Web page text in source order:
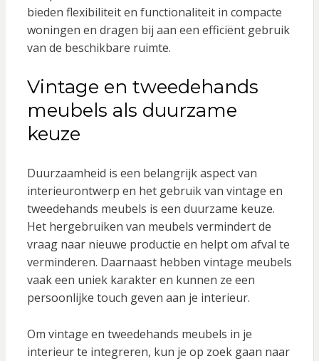
bieden flexibiliteit en functionaliteit in compacte
woningen en dragen bij aan een efficiënt gebruik
van de beschikbare ruimte.
Vintage en tweedehands
meubels als duurzame
keuze
Duurzaamheid is een belangrijk aspect van
interieurontwerp en het gebruik van vintage en
tweedehands meubels is een duurzame keuze.
Het hergebruiken van meubels vermindert de
vraag naar nieuwe productie en helpt om afval te
verminderen. Daarnaast hebben vintage meubels
vaak een uniek karakter en kunnen ze een
persoonlijke touch geven aan je interieur.
Om vintage en tweedehands meubels in je
interieur te integreren, kun je op zoek gaan naar